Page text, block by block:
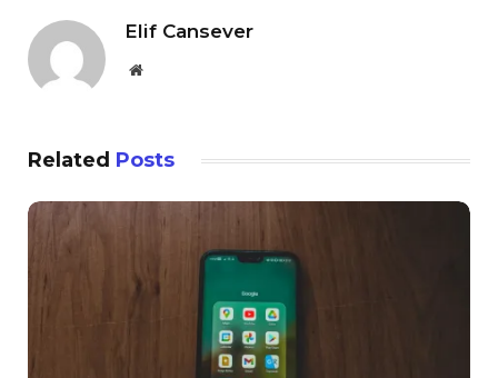
Elif Cansever
Website
Related Posts